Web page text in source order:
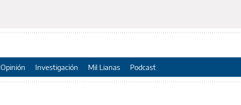
Opinión Investigación Mil Lianas Podcast